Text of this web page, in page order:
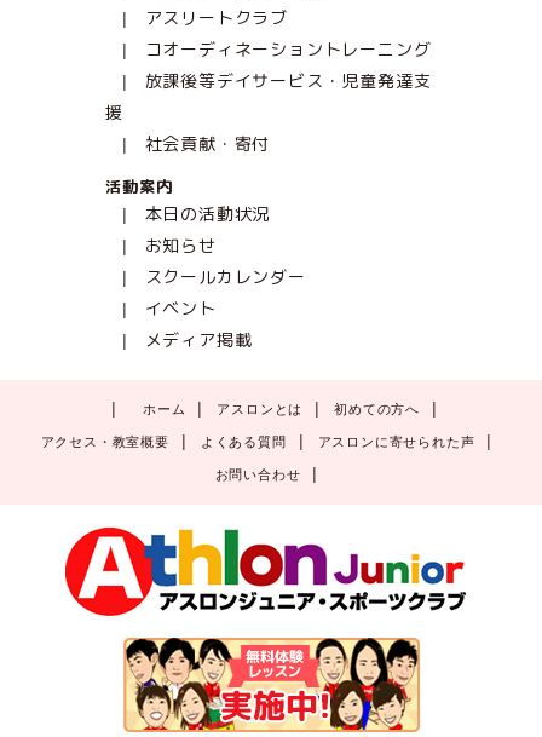
アスリートクラブ
コオーディネーショントレーニング
放課後等デイサービス・児童発達支
援
社会貢献・寄付
活動案内
本日の活動状況
お知らせ
スクールカレンダー
イベント
メディア掲載
ホーム アスロンとは 初めての方へ
アクセス・教室概要 よくある質問 アスロンに寄せられた声
お問い合わせ